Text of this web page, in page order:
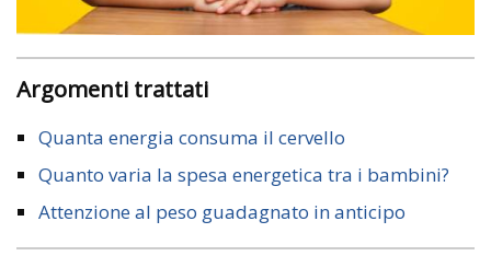
Argomenti trattati
Quanta energia consuma il cervello
Quanto varia la spesa energetica tra i bambini?
Attenzione al peso guadagnato in anticipo